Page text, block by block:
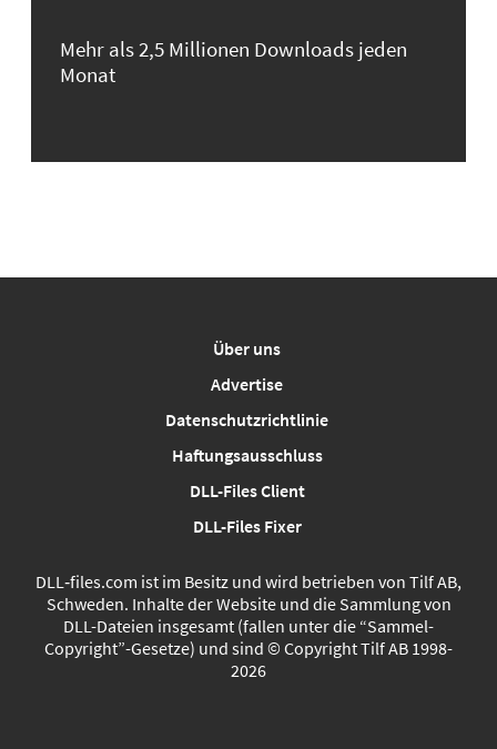
Mehr als 2,5 Millionen Downloads jeden
Monat
Über uns
Advertise
Datenschutzrichtlinie
Haftungsausschluss
DLL-Files Client
DLL-Files Fixer
DLL‑files.com ist im Besitz und wird betrieben von Tilf AB,
Schweden. Inhalte der Website und die Sammlung von
DLL-Dateien insgesamt (fallen unter die “Sammel-
Copyright”-Gesetze) und sind © Copyright Tilf AB 1998-
2026